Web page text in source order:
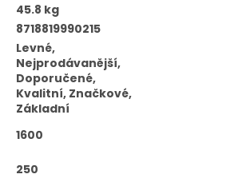
45.8 kg
8718819990215
Levné,
Nejprodávanější,
Doporučené,
Kvalitní, Značkové,
Základní
1600
250